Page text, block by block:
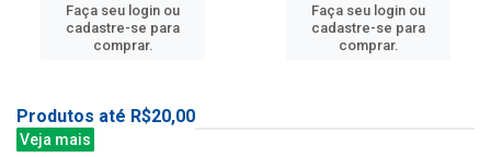
Faça seu login ou
cadastre-se para
comprar.
Faça seu login ou
cadastre-se para
comprar.
Produtos até R$20,00
Veja mais